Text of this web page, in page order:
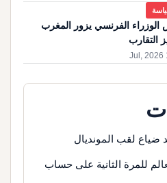
الوزراء الفرنسي يزور المغرب
التقارب
ضياع لقب المونديال
للمرة الثانية على حساب